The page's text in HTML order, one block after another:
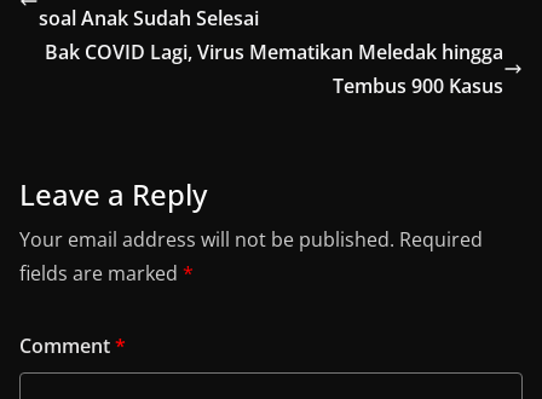
soal Anak Sudah Selesai
Bak COVID Lagi, Virus Mematikan Meledak hingga
Tembus 900 Kasus
Leave a Reply
Your email address will not be published. Required
fields are marked *
Comment*